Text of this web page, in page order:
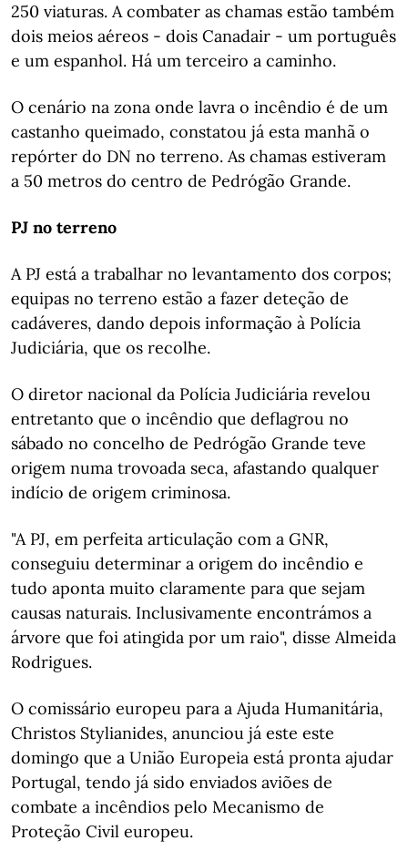
250 viaturas. A combater as chamas estão também
dois meios aéreos - dois Canadair - um português
e um espanhol. Há um terceiro a caminho.
O cenário na zona onde lavra o incêndio é de um
castanho queimado, constatou já esta manhã o
repórter do DN no terreno. As chamas estiveram
a 50 metros do centro de Pedrógão Grande.
PJ no terreno
A PJ está a trabalhar no levantamento dos corpos;
equipas no terreno estão a fazer deteção de
cadáveres, dando depois informação à Polícia
Judiciária, que os recolhe.
O diretor nacional da Polícia Judiciária revelou
entretanto que o incêndio que deflagrou no
sábado no concelho de Pedrógão Grande teve
origem numa trovoada seca, afastando qualquer
indício de origem criminosa.
"A PJ, em perfeita articulação com a GNR,
conseguiu determinar a origem do incêndio e
tudo aponta muito claramente para que sejam
causas naturais. Inclusivamente encontrámos a
árvore que foi atingida por um raio", disse Almeida
Rodrigues.
O comissário europeu para a Ajuda Humanitária,
Christos Stylianides, anunciou já este este
domingo que a União Europeia está pronta ajudar
Portugal, tendo já sido enviados aviões de
combate a incêndios pelo Mecanismo de
Proteção Civil europeu.